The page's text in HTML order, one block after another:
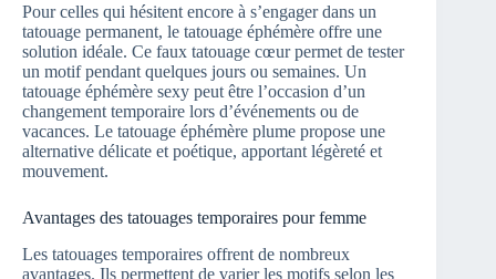
Pour celles qui hésitent encore à s’engager dans un
tatouage permanent, le tatouage éphémère offre une
solution idéale. Ce faux tatouage cœur permet de tester
un motif pendant quelques jours ou semaines. Un
tatouage éphémère sexy peut être l’occasion d’un
changement temporaire lors d’événements ou de
vacances. Le tatouage éphémère plume propose une
alternative délicate et poétique, apportant légèreté et
mouvement.
Avantages des tatouages temporaires pour femme
Les tatouages temporaires offrent de nombreux
avantages. Ils permettent de varier les motifs selon les